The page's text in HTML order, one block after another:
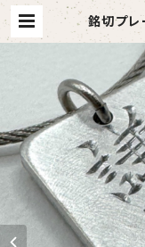
銘切プレ